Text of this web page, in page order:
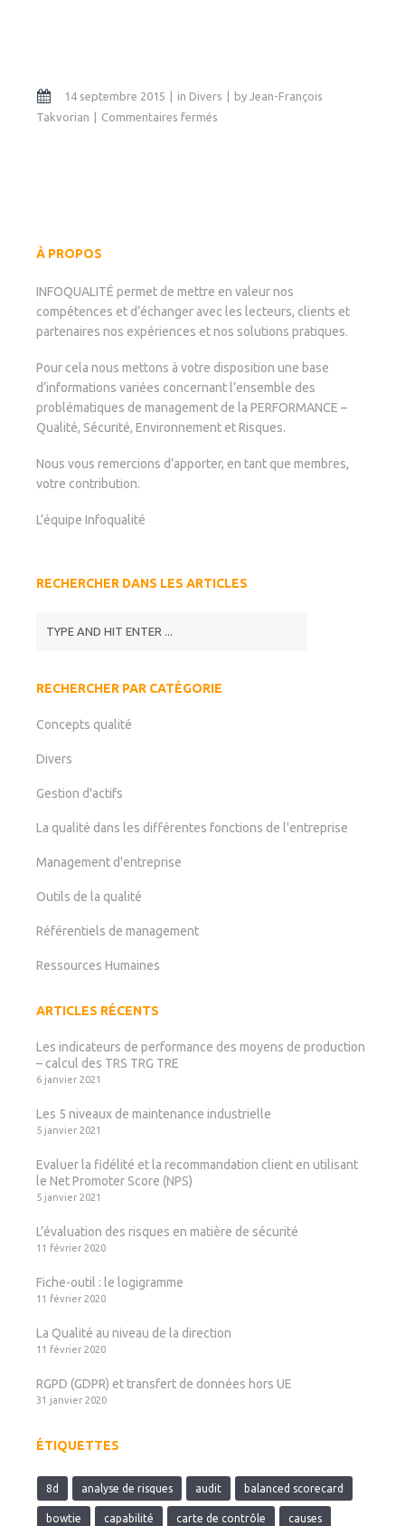
14 septembre 2015 in Divers by Jean-François
Takvorian
Commentaires fermés
À PROPOS
INFOQUALITÉ permet de mettre en valeur nos
compétences et d’échanger avec les lecteurs, clients et
partenaires nos expériences et nos solutions pratiques.
Pour cela nous mettons à votre disposition une base
d’informations variées concernant l’ensemble des
problématiques de management de la PERFORMANCE –
Qualité, Sécurité, Environnement et Risques.
Nous vous remercions d’apporter, en tant que membres,
votre contribution.
L’équipe Infoqualité
RECHERCHER DANS LES ARTICLES
RECHERCHER PAR CATÉGORIE
Concepts qualité
Divers
Gestion d'actifs
La qualité dans les différentes fonctions de l'entreprise
Management d'entreprise
Outils de la qualité
Référentiels de management
Ressources Humaines
ARTICLES RÉCENTS
Les indicateurs de performance des moyens de production
– calcul des TRS TRG TRE
6 janvier 2021
Les 5 niveaux de maintenance industrielle
5 janvier 2021
Evaluer la fidélité et la recommandation client en utilisant
le Net Promoter Score (NPS)
5 janvier 2021
L’évaluation des risques en matière de sécurité
11 février 2020
Fiche-outil : le logigramme
11 février 2020
La Qualité au niveau de la direction
11 février 2020
RGPD (GDPR) et transfert de données hors UE
31 janvier 2020
ÉTIQUETTES
8d analyse de risques audit balanced scorecard
bowtie capabilité carte de contrôle causes